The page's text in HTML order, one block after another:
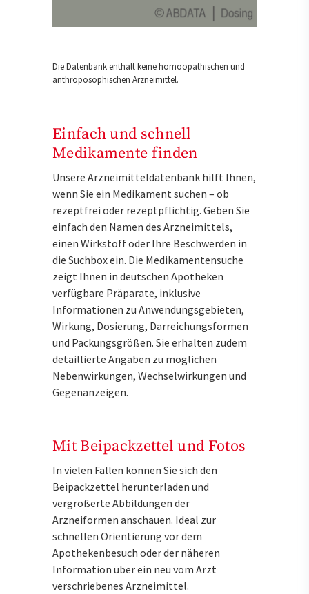
Die Datenbank enthält keine homöopathischen und
anthroposophischen Arzneimittel.
Einfach und schnell
Medikamente finden
Unsere Arzneimitteldatenbank hilft Ihnen,
wenn Sie ein Medikament suchen – ob
rezeptfrei oder rezeptpflichtig. Geben Sie
einfach den Namen des Arzneimittels,
einen Wirkstoff oder Ihre Beschwerden in
die Suchbox ein. Die Medikamentensuche
zeigt Ihnen in deutschen Apotheken
verfügbare Präparate, inklusive
Informationen zu Anwendungsgebieten,
Wirkung, Dosierung, Darreichungsformen
und Packungsgrößen. Sie erhalten zudem
detaillierte Angaben zu möglichen
Nebenwirkungen, Wechselwirkungen und
Gegenanzeigen.
Mit Beipackzettel und Fotos
In vielen Fällen können Sie sich den
Beipackzettel herunterladen und
vergrößerte Abbildungen der
Arzneiformen anschauen. Ideal zur
schnellen Orientierung vor dem
Apothekenbesuch oder der näheren
Information über ein neu vom Arzt
verschriebenes Arzneimittel.